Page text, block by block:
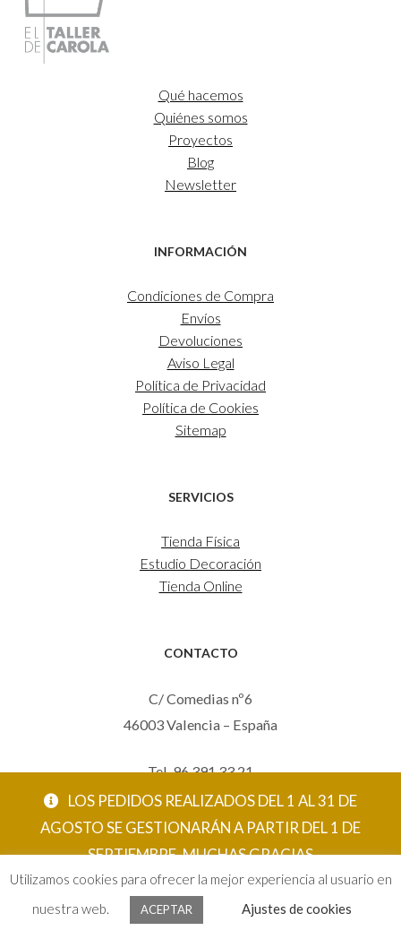
LOS PEDIDOS REALIZADOS DEL 1 AL 31 DE
AGOSTO SE GESTIONARÁN A PARTIR DEL 1 DE
SEPTIEMBRE. MUCHAS GRACIAS
ACEPTAR
Qué hacemos
Quiénes somos
Proyectos
Blog
Newsletter
INFORMACIÓN
Condiciones de Compra
Envíos
Devoluciones
Aviso Legal
Política de Privacidad
Política de Cookies
Sitemap
SERVICIOS
Tienda Física
Estudio Decoración
Tienda Online
CONTACTO
C/ Comedias nº6
46003 Valencia – España
Tel. 96 391 33 21
Mov. 620 123 461
carola@eltallerdecarola.com
Utilizamos cookies para ofrecer la mejor experiencia al usuario en
nuestra web.
ACEPTAR Ajustes de cookies